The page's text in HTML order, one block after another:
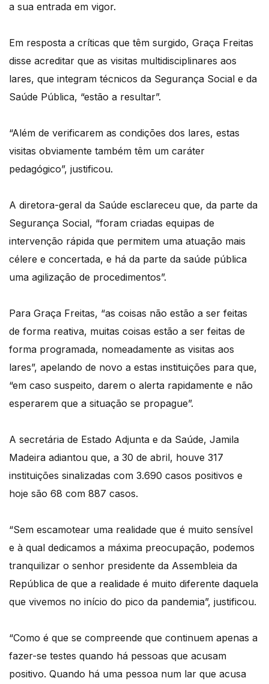
a sua entrada em vigor.
Em resposta a críticas que têm surgido, Graça Freitas
disse acreditar que as visitas multidisciplinares aos
lares, que integram técnicos da Segurança Social e da
Saúde Pública, “estão a resultar”.
“Além de verificarem as condições dos lares, estas
visitas obviamente também têm um caráter
pedagógico”, justificou.
A diretora-geral da Saúde esclareceu que, da parte da
Segurança Social, “foram criadas equipas de
intervenção rápida que permitem uma atuação mais
célere e concertada, e há da parte da saúde pública
uma agilização de procedimentos”.
Para Graça Freitas, “as coisas não estão a ser feitas
de forma reativa, muitas coisas estão a ser feitas de
forma programada, nomeadamente as visitas aos
lares”, apelando de novo a estas instituições para que,
“em caso suspeito, darem o alerta rapidamente e não
esperarem que a situação se propague”.
A secretária de Estado Adjunta e da Saúde, Jamila
Madeira adiantou que, a 30 de abril, houve 317
instituições sinalizadas com 3.690 casos positivos e
hoje são 68 com 887 casos.
“Sem escamotear uma realidade que é muito sensível
e à qual dedicamos a máxima preocupação, podemos
tranquilizar o senhor presidente da Assembleia da
República de que a realidade é muito diferente daquela
que vivemos no início do pico da pandemia”, justificou.
“Como é que se compreende que continuem apenas a
fazer-se testes quando há pessoas que acusam
positivo. Quando há uma pessoa num lar que acusa